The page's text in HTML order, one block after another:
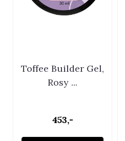
Toffee Builder Gel,
Rosy ...
453,-